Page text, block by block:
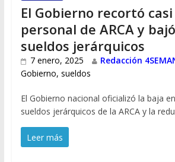
El Gobierno recortó
personal de ARCA y
sueldos jerárquicos
7 enero, 2025 Redacción
Gobierno, sueldos
El Gobierno nacional oficializó la baja
sueldos jerárquicos de la ARCA y la
Leer más